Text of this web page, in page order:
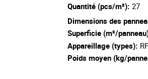
Quantité (pcs/m²): 27
Dimensions des
Superficie (m²/
Appareillage (types):
Poids moyen (kg/